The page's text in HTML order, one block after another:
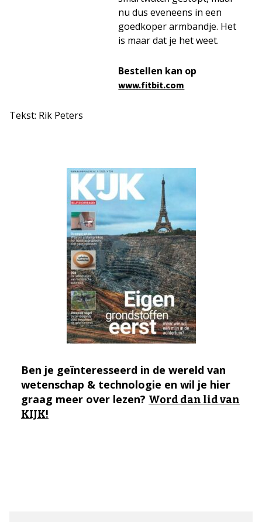
nu dus eveneens in een
goedkoper armbandje. Het
is maar dat je het weet.
Bestellen kan op
www.fitbit.com
Tekst: Rik Peters
Ben je geïnteresseerd in de wereld van
wetenschap & technologie en wil je hier
graag meer over lezen? Word dan lid van
KIJK!